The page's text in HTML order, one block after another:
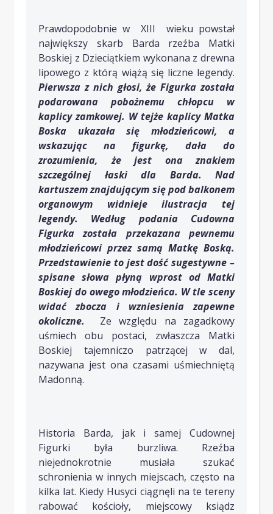
Prawdopodobnie w XIII wieku powstał
największy skarb Barda rzeźba Matki
Boskiej z Dzieciątkiem wykonana z drewna
lipowego z którą wiążą się liczne legendy.
Pierwsza z nich głosi, że Figurka została
podarowana pobożnemu chłopcu w
kaplicy zamkowej. W tejże kaplicy Matka
Boska ukazała się młodzieńcowi, a
wskazując na figurkę, dała do
zrozumienia, że jest ona znakiem
szczególnej łaski dla Barda. Nad
kartuszem znajdującym się pod balkonem
organowym widnieje ilustracja tej
legendy. Według podania Cudowna
Figurka została przekazana pewnemu
młodzieńcowi przez samą Matkę Boską.
Przedstawienie to jest dość sugestywne –
spisane słowa płyną wprost od Matki
Boskiej do owego młodzieńca. W tle sceny
widać zbocza i wzniesienia zapewne
okoliczne.
Ze względu na zagadkowy
uśmiech obu postaci, zwłaszcza Matki
Boskiej tajemniczo patrzącej w dal,
nazywana jest ona czasami uśmiechniętą
Madonną.
Historia Barda, jak i samej Cudownej
Figurki była burzliwa. Rzeźba
niejednokrotnie musiała szukać
schronienia w innych miejscach, często na
kilka lat. Kiedy Husyci ciągnęli na te tereny
rabować kościoły, miejscowy ksiądz